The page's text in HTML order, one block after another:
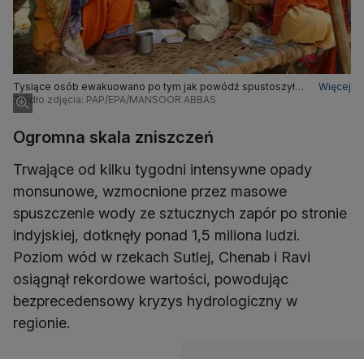
Tysiące osób ewakuowano po tym jak powódź spustoszyła
część prowincji Pendżab
Więcej
Źródło zdjęcia: PAP/EPA/MANSOOR ABBAS
Ogromna skala zniszczeń
Trwające od kilku tygodni intensywne opady
monsunowe, wzmocnione przez masowe
spuszczenie wody ze sztucznych zapór po stronie
indyjskiej, dotknęły ponad 1,5 miliona ludzi.
Poziom wód w rzekach Sutlej, Chenab i Ravi
osiągnął rekordowe wartości, powodując
bezprecedensowy kryzys hydrologiczny w
regionie.